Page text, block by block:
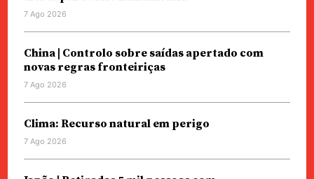
7 Ago 2026
China | Controlo sobre saídas apertado com
novas regras fronteiriças
7 Ago 2026
Clima: Recurso natural em perigo
7 Ago 2026